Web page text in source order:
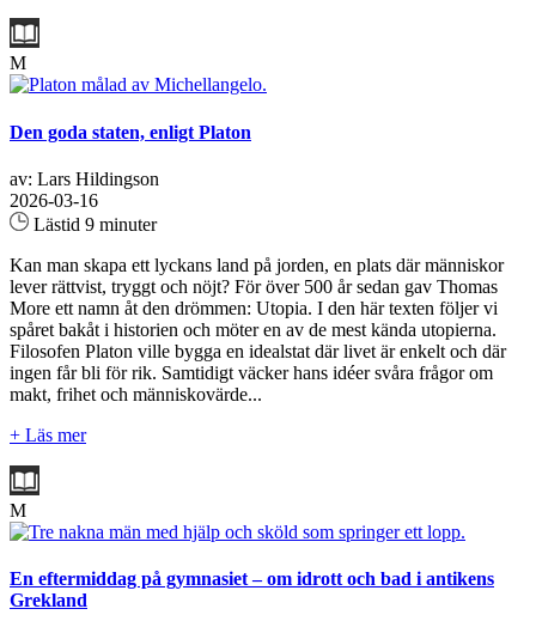
M
Den goda staten, enligt Platon
av: Lars Hildingson
2026-03-16
Lästid 9 minuter
Kan man skapa ett lyckans land på jorden, en plats där människor
lever rättvist, tryggt och nöjt? För över 500 år sedan gav Thomas
More ett namn åt den drömmen: Utopia. I den här texten följer vi
spåret bakåt i historien och möter en av de mest kända utopierna.
Filosofen Platon ville bygga en idealstat där livet är enkelt och där
ingen får bli för rik. Samtidigt väcker hans idéer svåra frågor om
makt, frihet och människovärde...
+ Läs mer
M
En eftermiddag på gymnasiet – om idrott och bad i antikens
Grekland